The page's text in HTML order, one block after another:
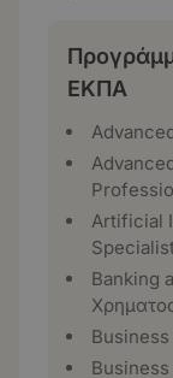
ΕΚΠΑ
Artificial
Banking